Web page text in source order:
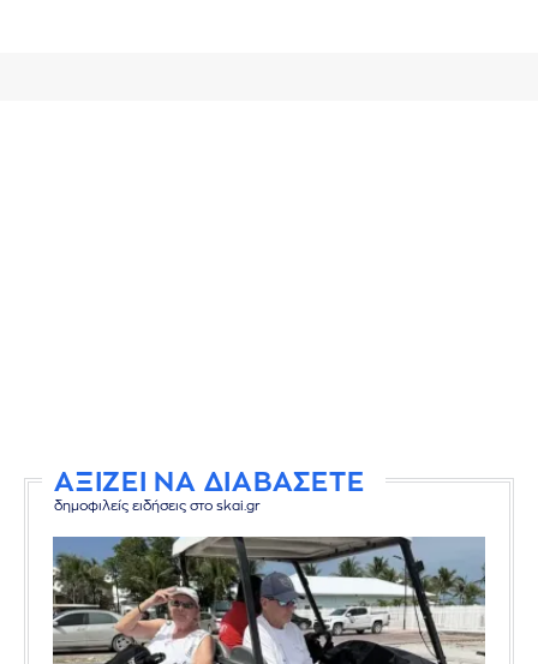
ΑΞΙΖΕΙ ΝΑ ΔΙΑΒΑΣΕΤΕ
δημοφιλείς ειδήσεις στο skai.gr